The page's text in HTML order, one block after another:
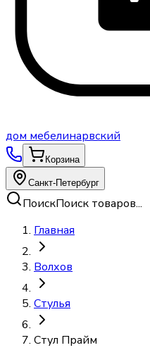
дом мебелинарвский
Корзина
Санкт-Петербург
ПоискПоиск товаров...
Главная
Волхов
Стулья
Стул Прайм